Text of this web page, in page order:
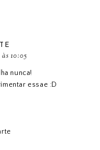
10:05
nunca!
essae :D